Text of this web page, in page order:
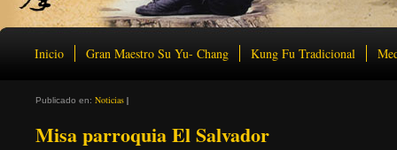
Inicio Gran Maestro Su Yu- Chang Kung Fu Tradicional
Publicado en: Noticias |
Misa parroquia El Salvador